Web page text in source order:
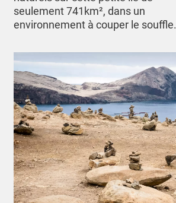
seulement 741km², dans un
environnement à couper le souffle.